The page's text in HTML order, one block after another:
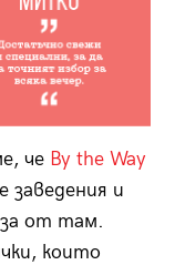
че By the Way
и
от там.
които